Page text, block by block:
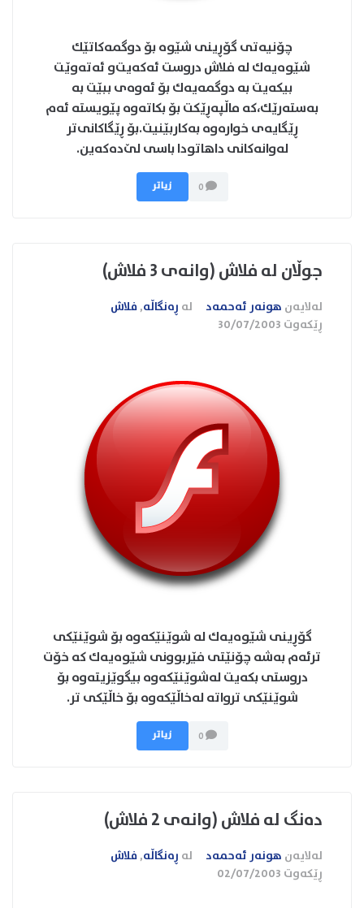
چۆنیه‌تی گۆڕینی شێوه‌ بۆ دوگمه‌كاتێك
شێوه‌یه‌ك له‌ فلاش دروست ئه‌كه‌یت‌و ئه‌ته‌وێت
بیكه‌یت به‌ دوگمه‌یه‌ك بۆ ئه‌وه‌ی ببێت به‌
به‌سته‌رێك‌،كه‌ ماڵپه‌ڕێكت بۆ بكاته‌وه‌ پێویسته‌ ئه‌م
ڕێگایه‌ی خواره‌وه‌ به‌كاربێنیت.بۆ ڕێگاكانی‌تر
له‌وانه‌كانی داهاتودا باسی لێ‌ده‌كه‌ین.
زیاتر
جوڵان له‌ فلاش (وانه‌ی 3 فلاش)
لەلایەن هونەر ئەحمەد لە ڕەنگاڵە,فلاش
ڕێکەوت 30/07/2003
گۆڕینی شێوه‌یه‌ك له‌ شوێنێكه‌وه بۆ شوێنێكی
ترئه‌م به‌شه‌ چۆنێتی فێربوونی شێوه‌یه‌ك كه‌ خۆت
دروستی بكه‌یت له‌شوێنێكه‌وه بیگوێزیته‌وه بۆ
شوێنێكی ترواته‌ له‌خاڵێكه‌وه بۆ خاڵێكی تر.
زیاتر
ده‌نگ له‌ فلاش (وانه‌ی 2 فلاش)
لەلایەن هونەر ئەحمەد لە ڕەنگاڵە,فلاش
ڕێکەوت 02/07/2003